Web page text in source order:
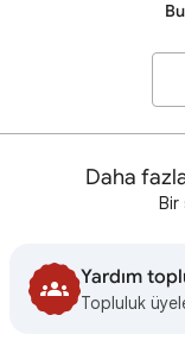
Daha
Bir
Yardım
Topluluk